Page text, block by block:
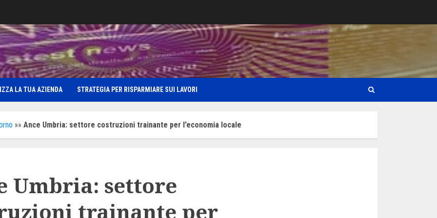
LA TUA AZIENDA STRATEGIA PER RISPARMIARE SUI LAVORI
»» Ance Umbria: settore costruzioni trainante per l’economia locale
Umbria: settore
trainante per